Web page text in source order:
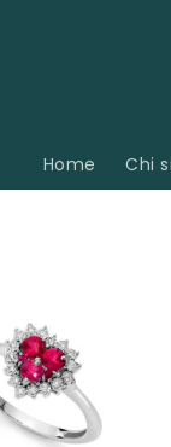
Home Chi